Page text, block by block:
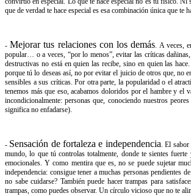
que​ ​de​ ​verdad​ ​te​ ​hace​ ​especial​ ​es​ ​esa​ ​combinación​ ​única que​ ​te​
-​ ​​Mejorar​ ​tus​ ​relaciones​ ​con​ ​los​ ​demás​.​ ​A veces,
popular… o a veces, “por lo menos”, evitar las críticas
destructivas no está en quien las recibe, sino en quien las
porque tú lo deseas así, no por evitar el juicio de otros que, no
sensibles a sus críticas. Por otra parte, la popularidad o el
tenemos más que eso, acabamos doloridos por el hambre y el
incondicionalmente: personas que, conociendo nuestros
significa no enfadarse).
-​ ​ Sensación​ ​de​ ​fortaleza e independencia.​ El sabor
mundo, lo que tú controlas totalmente, donde te sientes
emocionales. Y como mentira que es, no se puede sujetar
independencia: consigue​ ​tener​ ​a​ ​muchas​ ​personas​ ​pendientes​
no sabe cuidarse? También puede hacer trampas para
trampas, como puedes observar. Un círculo vicioso que no te